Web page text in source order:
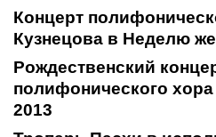
Концерт
Кузнецова в Неделю
Рождественский
полифонического
2013